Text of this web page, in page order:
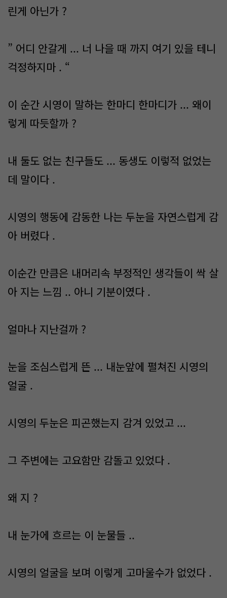
린게 아닌가 ?
” 어디 안갈게 ... 너 나을 때 까지 여기 있을 테니
걱정하지마 . “
이 순간 시영이 말하는 한마디 한마디가 ... 왜이
렇게 따듯할까 ?
내 둘도 없는 친구들도 ... 동생도 이렇적 없었는
데 말이다 .
시영의 행동에 감동한 나는 두눈을 자연스럽게 감
아 버렸다 .
이순간 만큼은 내머리속 부정적인 생각들이 싹 살
아 지는 느낌 .. 아니 기분이였다 .
얼마나 지난걸까 ?
눈을 조심스럽게 뜬 ... 내눈앞에 펼쳐진 시영의
얼굴 .
시영의 두눈은 피곤했는지 감겨 있었고 ...
그 주변에는 고요함만 감돌고 있었다 .
왜 지 ?
내 눈가에 흐르는 이 눈물들 ..
시영의 얼굴을 보며 이렇게 고마울수가 없었다 .